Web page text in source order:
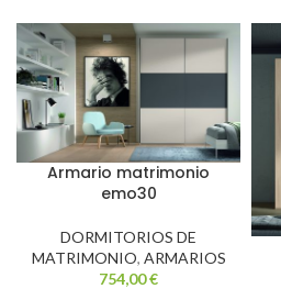
Armario matrimonio
emo30
DORMITORIOS DE
MATRIMONIO, ARMARIOS
754,00€